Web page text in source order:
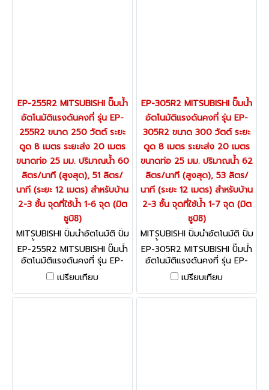
EP-255R2 MITSUBISHI ปั๊มน้ำ
อัตโนมัติแรงดันคงที่ รุ่น EP-
255R2 ขนาด 250 วัตต์ ระยะ
ดูด 8 เมตร ระยะส่ง 20 เมตร
ขนาดท่อ 25 มม. ปริมาณน้ำ 60
ลิตร/นาที (สูงสุด), 51 ลิตร/
นาที (ระยะ 12 เมตร) สำหรับบ้าน
2-3 ชั้น จุดที่ใช้น้ำ 1-6 จุด (มิต
ซูบิชิ)
MITSUBISHI ปั๊มน้ำอัตโนมัติ ปั๊ม
น้ำอินเวเตอร์ EP-255R2
EP-255R2 MITSUBISHI ปั๊มน้ำ
อัตโนมัติแรงดันคงที่ รุ่น EP-
255R2 ขนาด 250 วัตต์ ระยะ
ดูด 8 เมตร ระยะส่ง 20 เมตร
ขนาดท่อ 25 มม. ปริมาณน้ำ 60
เปรียบเทียบ
EP-305R2 MITSUBISHI ปั๊มน้ำ
อัตโนมัติแรงดันคงที่ รุ่น EP-
305R2 ขนาด 300 วัตต์ ระยะ
ดูด 8 เมตร ระยะส่ง 20 เมตร
ขนาดท่อ 25 มม. ปริมาณน้ำ 62
ลิตร/นาที (สูงสุด), 53 ลิตร/
นาที (ระยะ 12 เมตร) สำหรับบ้าน
2-3 ชั้น จุดที่ใช้น้ำ 1-7 จุด (มิต
ซูบิชิ)
MITSUBISHI ปั๊มน้ำอัตโนมัติ ปั๊ม
น้ำอินเวเตอร์ EP-305R2
EP-305R2 MITSUBISHI ปั๊มน้ำ
อัตโนมัติแรงดันคงที่ รุ่น EP-
305R2 ขนาด 300 วัตต์ ระยะ
ดูด 8 เมตร ระยะส่ง 20 เมตร
ขนาดท่อ 25 มม. ปริมาณน้ำ 62
เปรียบเทียบ